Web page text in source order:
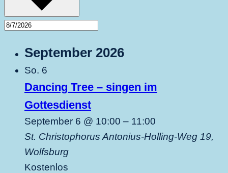
September 2026
So. 6
Dancing Tree – singen im
Gottesdienst
September 6 @ 10:00 – 11:00
St. Christophorus Antonius-Holling-Weg 19,
Wolfsburg
Kostenlos